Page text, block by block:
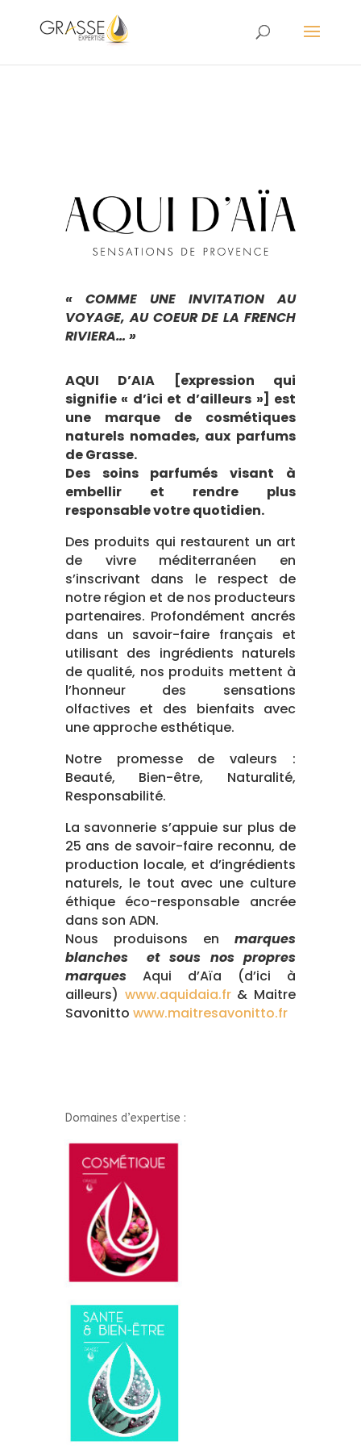
« COMME UNE INVITATION AU
VOYAGE, AU COEUR DE LA FRENCH
RIVIERA… »
AQUI D’AIA [expression qui
signifie « d’ici et d’ailleurs »] est
une marque de cosmétiques
naturels nomades, aux parfums
de Grasse.
Des soins parfumés visant à
embellir et rendre plus
responsable votre quotidien.
Des produits qui restaurent un art
de vivre méditerranéen en
s’inscrivant dans le respect de
notre région et de nos producteurs
partenaires. Profondément ancrés
dans un savoir-faire français et
utilisant des ingrédients naturels
de qualité, nos produits mettent à
l’honneur des sensations
olfactives et des bienfaits avec
une approche esthétique.
Notre promesse de valeurs :
Beauté, Bien-être, Naturalité,
Responsabilité.
La savonnerie s’appuie sur plus de
25 ans de savoir-faire reconnu, de
production locale, et d’ingrédients
naturels, le tout avec une culture
éthique éco-responsable ancrée
dans son ADN.
Nous produisons enmarques
blanches et sous nos propres
marques Aqui d’Aïa (d’ici à
ailleurs) www.aquidaia.fr& Maitre
Savonitto www.maitresavonitto.fr
Domaines d’expertise :